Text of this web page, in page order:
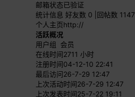
邮箱状态已验证
统计信息 好友数 0 回帖数 1147
个人主页http://
活跃概况
用户组 会员
在线时间2711 小时
注册时间04-12-10 22:41
最后访问26-7-29 12:47
上次活动时间26-7-29 12:47
上次发表时间25-7-22 19:11